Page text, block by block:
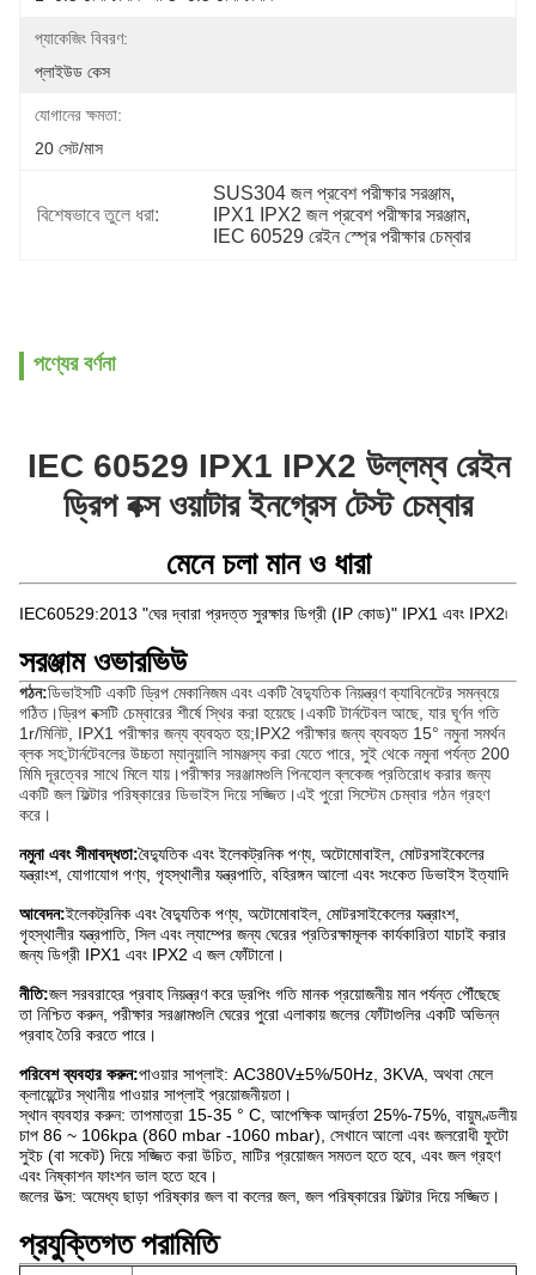
প্যাকেজিং বিবরণ:
প্লাইউড কেস
যোগানের ক্ষমতা:
20 সেট/মাস
বিশেষভাবে তুলে ধরা:
SUS304 জল প্রবেশ পরীক্ষার সরঞ্জাম,
IPX1 IPX2 জল প্রবেশ পরীক্ষার সরঞ্জাম,
IEC 60529 রেইন স্প্রে পরীক্ষার চেম্বার
পণ্যের বর্ণনা
IEC 60529 IPX1 IPX2 উল্লম্ব রেইন
ড্রিপ বক্স ওয়াটার ইনগ্রেস টেস্ট চেম্বার
মেনে চলা মান ও ধারা
IEC60529:2013 "ঘের দ্বারা প্রদত্ত সুরক্ষার ডিগ্রী (IP কোড)" IPX1 এবং IPX2৷
সরঞ্জাম ওভারভিউ
গঠন:ডিভাইসটি একটি ড্রিপ মেকানিজম এবং একটি বৈদ্যুতিক নিয়ন্ত্রণ ক্যাবিনেটের সমন্বয়ে
গঠিত।ড্রিপ বক্সটি চেম্বারের শীর্ষে স্থির করা হয়েছে।একটি টার্নটেবল আছে, যার ঘূর্ণন গতি
1r/মিনিট, IPX1 পরীক্ষার জন্য ব্যবহৃত হয়;IPX2 পরীক্ষার জন্য ব্যবহৃত 15° নমুনা সমর্থন
ব্লক সহ;টার্নটেবলের উচ্চতা ম্যানুয়ালি সামঞ্জস্য করা যেতে পারে, সুই থেকে নমুনা পর্যন্ত 200
মিমি দূরত্বের সাথে মিলে যায়।পরীক্ষার সরঞ্জামগুলি পিনহোল ব্লকেজ প্রতিরোধ করার জন্য
একটি জল ফিল্টার পরিষ্কারের ডিভাইস দিয়ে সজ্জিত।এই পুরো সিস্টেম চেম্বার গঠন গ্রহণ
করে।
নমুনা এবং সীমাবদ্ধতা:বৈদ্যুতিক এবং ইলেকট্রনিক পণ্য, অটোমোবাইল, মোটরসাইকেলের
যন্ত্রাংশ, যোগাযোগ পণ্য, গৃহস্থালীর যন্ত্রপাতি, বহিরঙ্গন আলো এবং সংকেত ডিভাইস ইত্যাদি
আবেদন:ইলেকট্রনিক এবং বৈদ্যুতিক পণ্য, অটোমোবাইল, মোটরসাইকেলের যন্ত্রাংশ,
গৃহস্থালীর যন্ত্রপাতি, সিল এবং ল্যাম্পের জন্য ঘেরের প্রতিরক্ষামূলক কার্যকারিতা যাচাই করার
জন্য ডিগ্রী IPX1 এবং IPX2 এ জল ফোঁটানো।
নীতি:জল সরবরাহের প্রবাহ নিয়ন্ত্রণ করে ড্রপিং গতি মানক প্রয়োজনীয় মান পর্যন্ত পৌঁছেছে
তা নিশ্চিত করুন, পরীক্ষার সরঞ্জামগুলি ঘেরের পুরো এলাকায় জলের ফোঁটাগুলির একটি অভিন্ন
প্রবাহ তৈরি করতে পারে।
পরিবেশ ব্যবহার করুন:পাওয়ার সাপ্লাই: AC380V±5%/50Hz, 3KVA, অথবা মেলে
ক্লায়েন্টের স্থানীয় পাওয়ার সাপ্লাই প্রয়োজনীয়তা।
স্থান ব্যবহার করুন: তাপমাত্রা 15-35 ° C, আপেক্ষিক আর্দ্রতা 25%-75%, বায়ুমণ্ডলীয়
চাপ 86 ~ 106kpa (860 mbar -1060 mbar), সেখানে আলো এবং জলরোধী ফুটো
সুইচ (বা সকেট) দিয়ে সজ্জিত করা উচিত, মাটির প্রয়োজন সমতল হতে হবে, এবং জল গ্রহণ
এবং নিষ্কাশন ফাংশন ভাল হতে হবে।
জলের উত্স: অমেধ্য ছাড়া পরিষ্কার জল বা কলের জল, জল পরিষ্কারের ফিল্টার দিয়ে সজ্জিত।
প্রযুক্তিগত পরামিতি